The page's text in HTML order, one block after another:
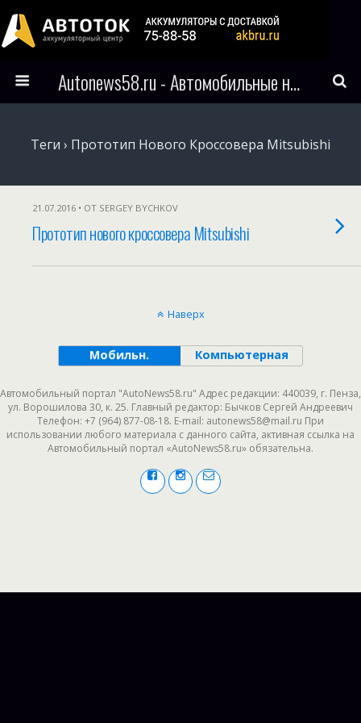
Autonews58.ru - Автомобильные новости Пензы и всего мира
Теги › Прототип Нового Кроссовера Mitsubishi
21.07.2016 • ОТ SERGEY BYCHKOV
Прототип нового кроссовера Mitsubishi
Наверх
Мобильн. Компьютерная
Автомобильный портал "AutoNews58.ru" Адрес редакции: 440039, г. Пенза,
ул. Ворошилова 30, к. 25. Главный редактор: Бычков Сергей Андреевич
Телефон: +7 (964) 877-08-18. E-mail: autonews58@mail.ru При
использовании любого материала с данного сайта, активная ссылка на
Автомобильный портал «AutoNews58.ru» обязательна.